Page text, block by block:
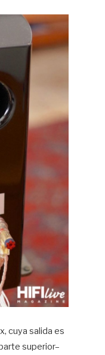
cuya salida es
superior–